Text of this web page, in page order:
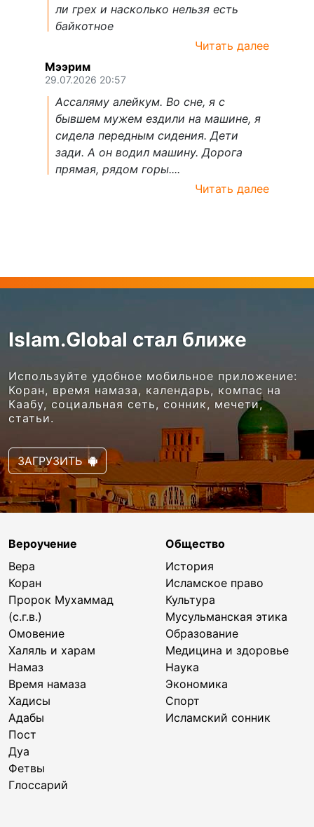
ли грех и насколько нельзя есть
байкотное
Читать далее
Мээрим
29.07.2026 20:57
Ассаляму алейкум. Во сне, я с
бывшем мужем ездили на машине, я
сидела передным сидения. Дети
зади. А он водил машину. Дорога
прямая, рядом горы....
Читать далее
Islam.Global стал ближе
Используйте удобное мобильное приложение:
Коран, время намаза, календарь, компас на
Каабу, социальная сеть, сонник, мечети,
статьи.
ЗАГРУЗИТЬ
Вероучение
Вера
Коран
Пророк Мухаммад
(с.г.в.)
Омовение
Халяль и харам
Намаз
Время намаза
Хадисы
Адабы
Пост
Дуа
Фетвы
Глоссарий
Общество
История
Исламское право
Культура
Мусульманская этика
Образование
Медицина и здоровье
Наука
Экономика
Спорт
Исламский сонник